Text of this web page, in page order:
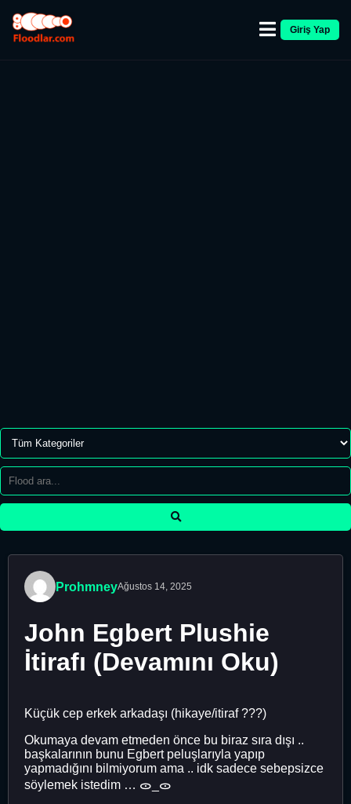
Giriş Yap
ProhmneyAğustos 14, 2025
John Egbert Plushie
İtirafı (Devamını Oku)
Küçük cep erkek arkadaşı (hikaye/itiraf ???)
Okumaya devam etmeden önce bu biraz sıra dışı ..
başkalarının bunu Egbert peluşlarıyla yapıp
yapmadığını bilmiyorum ama .. idk sadece sebepsizce
söylemek istedim … ᯣ_ᯣ